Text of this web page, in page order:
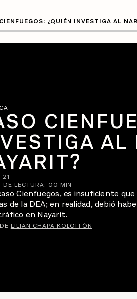
¿QUIÉN INVESTIGA AL
AL
. 21
DE LECTURA: 00 MIN
Cienfuegos, es insuficiente
de la DEA; en realidad, debió
en Nayarit.
LILIAN CHAPA KOLOFFÓN